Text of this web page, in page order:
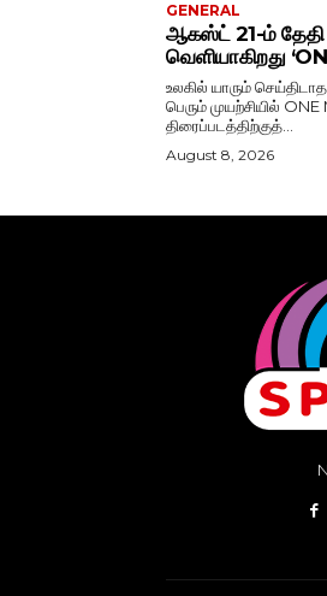
GENERAL
ஆகஸ்ட் 21-ம் தேதி
வெளியாகிறது
உலகில் யாரும் செய்திடாத
பெரும் முயற்சியில் ONE
திரைப்படத்திற்குத்...
August 8, 2026